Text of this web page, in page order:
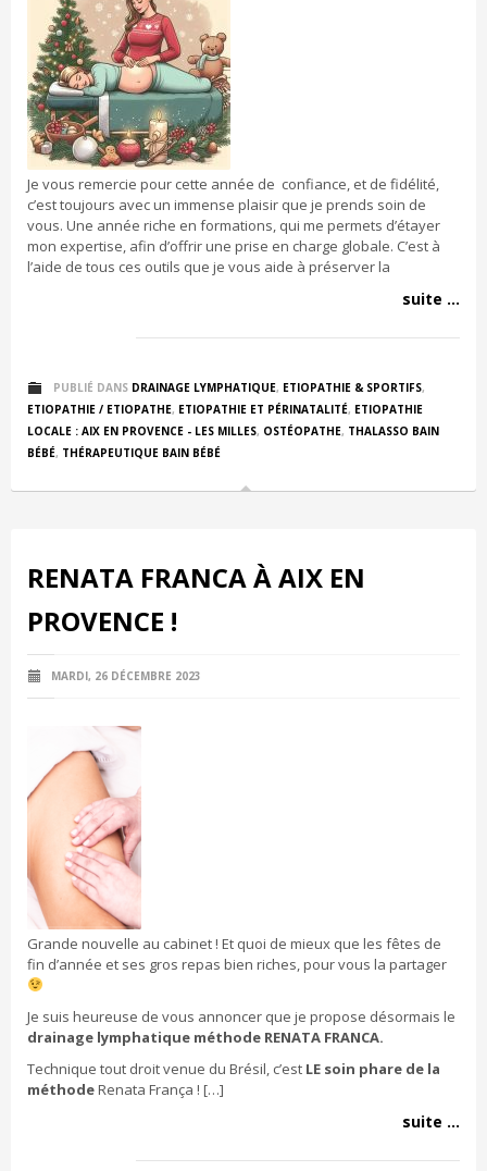
Je vous remercie pour cette année de confiance, et de fidélité,
c’est toujours avec un immense plaisir que je prends soin de
vous. Une année riche en formations, qui me permets d’étayer
mon expertise, afin d’offrir une prise en charge globale. C’est à
l’aide de tous ces outils que je vous aide à préserver la
suite ...
PUBLIÉ DANS DRAINAGE LYMPHATIQUE, ETIOPATHIE & SPORTIFS,
ETIOPATHIE / ETIOPATHE, ETIOPATHIE ET PÉRINATALITÉ, ETIOPATHIE
LOCALE : AIX EN PROVENCE - LES MILLES, OSTÉOPATHE, THALASSO BAIN
BÉBÉ, THÉRAPEUTIQUE BAIN BÉBÉ
RENATA FRANCA À AIX EN
PROVENCE !
MARDI, 26 DÉCEMBRE 2023
Grande nouvelle au cabinet ! Et quoi de mieux que les fêtes de
fin d’année et ses gros repas bien riches, pour vous la partager
Je suis heureuse de vous annoncer que je propose désormais le
drainage lymphatique méthode RENATA FRANCA.
Technique tout droit venue du Brésil, c’est LE soin phare de la
méthodeRenata França ! […]
suite ...